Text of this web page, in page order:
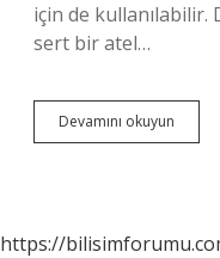
için de
sert bir atel…
Devamını okuyun
Ateli
https://